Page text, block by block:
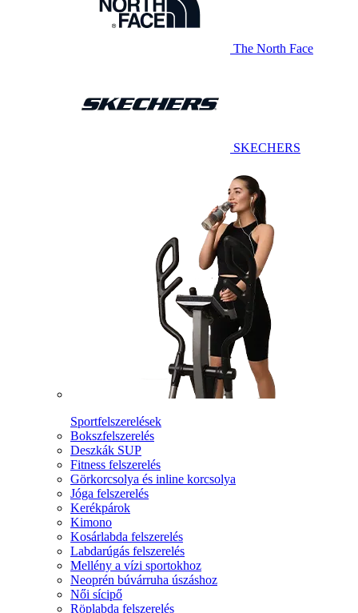
The North Face
SKECHERS
Sportfelszerelések
Bokszfelszerelés
Deszkák SUP
Fitness felszerelés
Görkorcsolya és inline korcsolya
Jóga felszerelés
Kerékpárok
Kimono
Kosárlabda felszerelés
Labdarúgás felszerelés
Mellény a vízi sportokhoz
Neoprén búvárruha úszáshoz
Női sícipő
Röplabda felszerelés